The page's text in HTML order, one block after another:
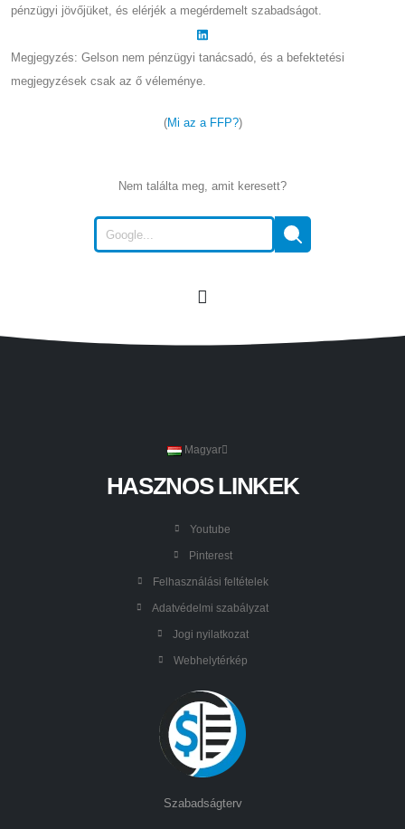
pénzügyi jövőjüket, és elérjék a megérdemelt szabadságot.
Megjegyzés: Gelson nem pénzügyi tanácsadó, és a befektetési
megjegyzések csak az ő véleménye.
(Mi az a FFP?)
Nem találta meg, amit keresett?
Magyar
HASZNOS LINKEK
Youtube
Pinterest
Felhasználási feltételek
Adatvédelmi szabályzat
Jogi nyilatkozat
Webhelytérkép
Szabadságterv